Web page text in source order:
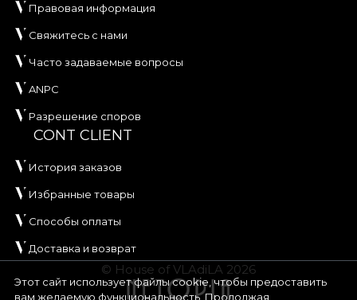
Этот сайт использует файлы cookie, чтобы предоставить
вам желаемую функциональность. Продолжая
Правовая информация
Свяжитесь с нами
Часто задаваемые вопросы
ANPC
Разрешение споров
CONT CLIENT
История заказов
Избранные товары
Способы оплаты
Доставка и возврат
© House of VLAdiLA 2026